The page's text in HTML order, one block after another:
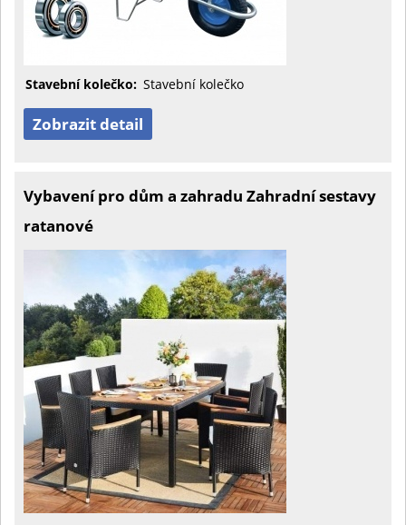
Stavební kolečko: Stavební kolečko
Zobrazit detail
Vybavení pro dům a zahradu Zahradní sestavy
ratanové